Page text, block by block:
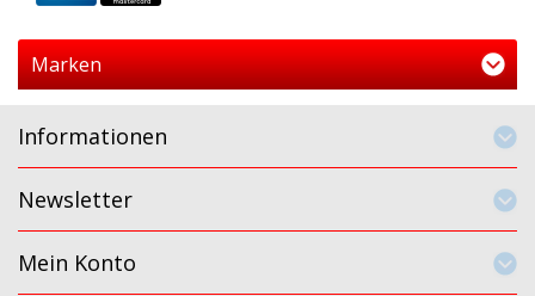
Marken
Informationen
Newsletter
Mein Konto